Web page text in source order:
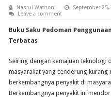
Nasrul Wathoni September 25,
Leave a comment
Buku Saku Pedoman
Terbatas
Seiring dengan kemajuan teknologi
masyarakat yang cenderung kurang
berkembangnya penyakit di
Berkembangnya penyakit ini